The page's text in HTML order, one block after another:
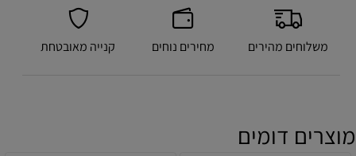
משלוחים מהירים מחירים נוחים קנייה מאובטחת
מוצרים דומים